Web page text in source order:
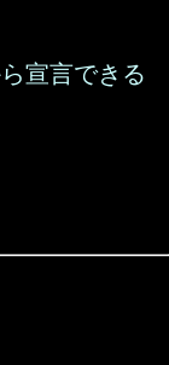
宣言できる